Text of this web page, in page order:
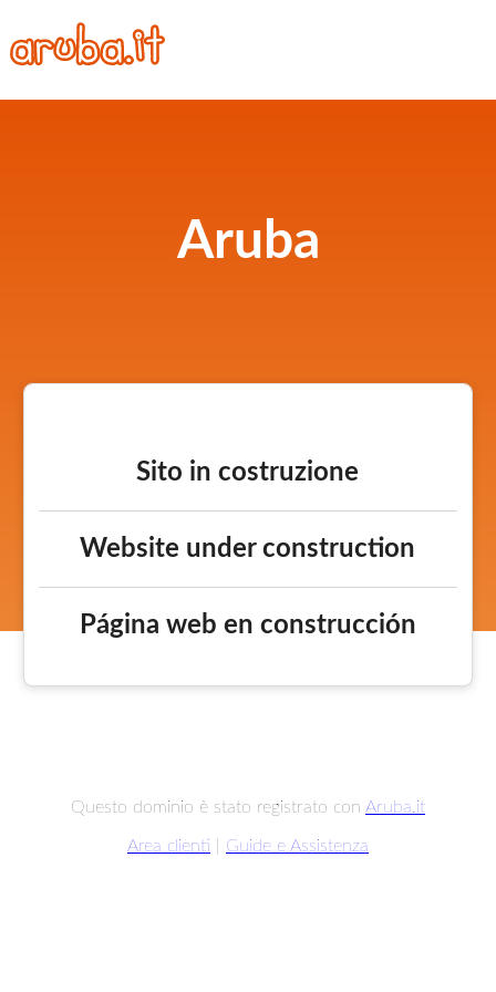
Aruba
Sito in costruzione
Website under construction
Página web en construcción
Questo dominio è stato registrato con Aruba.it
Area clienti Guide e Assistenza